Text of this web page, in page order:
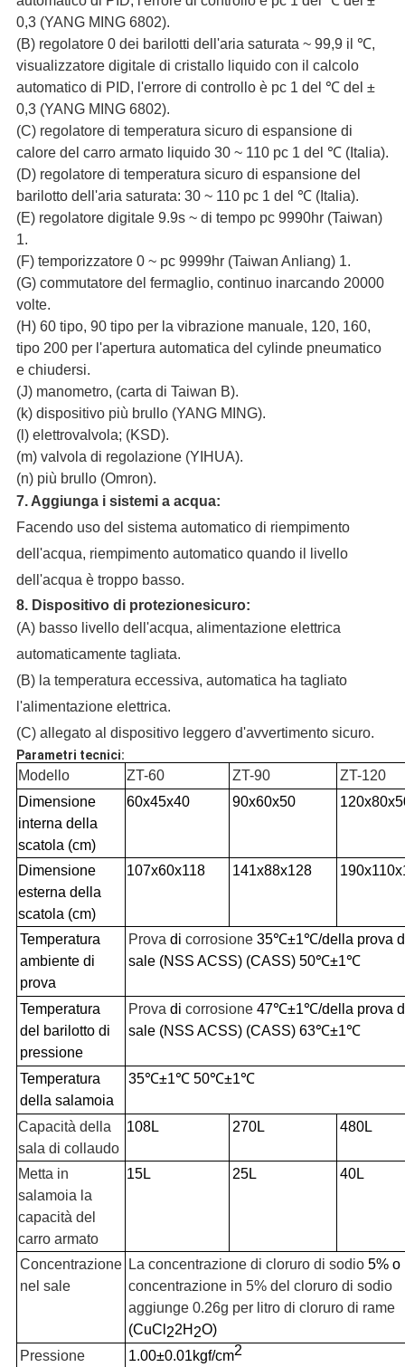
0,3 (YANG MING 6802).
(B) regolatore 0 dei barilotti dell'aria saturata ~ 99,9 il ℃,
visualizzatore digitale di cristallo liquido con il calcolo
automatico di PID, l'errore di controllo è pc 1 del ℃ del ±
0,3 (YANG MING 6802).
(C) regolatore di temperatura sicuro di espansione di
calore del carro armato liquido 30 ~ 110 pc 1 del ℃ (Italia).
(D) regolatore di temperatura sicuro di espansione del
barilotto dell'aria saturata: 30 ~ 110 pc 1 del ℃ (Italia).
(E) regolatore digitale 9.9s ~ di tempo pc 9990hr (Taiwan)
1.
(F) temporizzatore 0 ~ pc 9999hr (Taiwan Anliang) 1.
(G) commutatore del fermaglio, continuo inarcando 20000
volte.
(H) 60 tipo, 90 tipo per la vibrazione manuale, 120, 160,
tipo 200 per l'apertura automatica del cylinde pneumatico
e chiudersi.
(J) manometro, (carta di Taiwan B).
(k) dispositivo più brullo (YANG MING).
(l) elettrovalvola; (KSD).
(m) valvola di regolazione (YIHUA).
(n) più brullo (Omron).
7. Aggiunga i sistemi a acqua:
Facendo uso del sistema automatico di riempimento
dell'acqua, riempimento automatico quando il livello
dell'acqua è troppo basso.
8. Dispositivo di protezionesicuro:
(A) basso livello dell'acqua, alimentazione elettrica
automaticamente tagliata.
(B) la temperatura eccessiva, automatica ha tagliato
l'alimentazione elettrica.
(C) allegato al dispositivo leggero d'avvertimento sicuro.
Parametri tecnici:
Modello ZT-60 ZT-90
ZT-120
Dimensione
interna della
scatola (cm)
60x45x40 90x60x50
Dimensione
esterna della
scatola (cm)
107x60x118 141x88x128
Temperatura
ambiente di
prova
Prova di corrosione 35℃±1℃/della prova
sale (NSS ACSS) (CASS) 50℃±1℃
Temperatura
del barilotto di
pressione
Prova di corrosione 47℃±1℃/della prova
sale (NSS ACSS) (CASS) 63℃±1℃
Temperatura
della salamoia
35℃±1℃ 50℃±1℃
Capacità della
sala di collaudo
108L 270L 480L
Metta in
salamoia la
capacità del
carro armato
15L 25L 40L
Concentrazione
nel sale
La concentrazione di cloruro di sodio 5% o
concentrazione in 5% del cloruro di sodio
aggiunge 0.26g per litro di cloruro di rame
(CuCl 22H2O)
Pressione
1.00±0.01kgf/cm2